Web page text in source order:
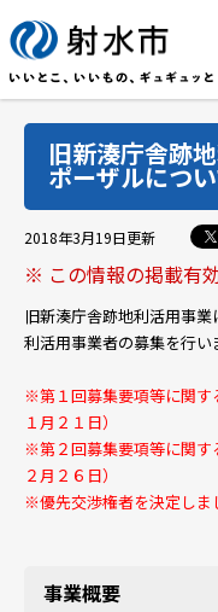
旧新湊庁舎跡
ポーザルにつ
2018年3月19日更新
※ この情報の掲載有
旧新湊庁舎跡地利活用事
利活用事業者の募集を行い
※第１回募集要項等に関す
１月２１日）
※第２回募集要項等に関す
２月２６日）
※優先交渉権者を決定しま
事業概要